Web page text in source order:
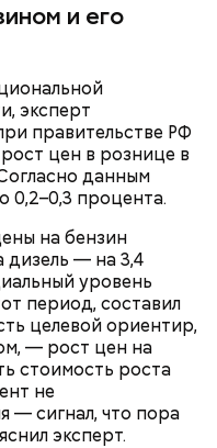
и его
эксперт
правительстве РФ
цен в рознице в
данным
0,2–0,3 процента.
на бензин
дизель — на 3,4
уровень
период, составил
целевой ориентир,
— рост цен на
стоимость роста
не
— сигнал, что пора
эксперт.
сумму с любого
этом будет 300
в кошельки
ввести номер
операцию
банка);
отсканировав
при этом не
рубли обратно в
форму рубля
или
цифровые рубли,
на счет в банке,